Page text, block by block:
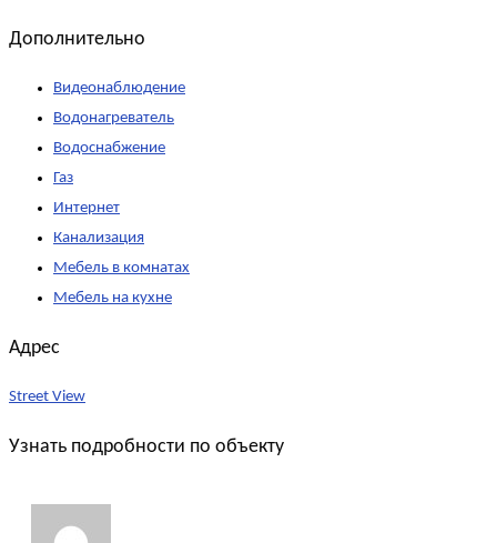
Дополнительно
Видеонаблюдение
Водонагреватель
Водоснабжение
Газ
Интернет
Канализация
Мебель в комнатах
Мебель на кухне
Адрес
Street View
Узнать подробности по объекту